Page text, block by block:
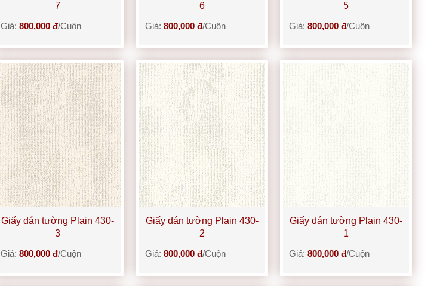
7
Giá:800,000 đ/Cuộn
6
Giá: 800,000 đ/Cuộn
5
Giá: 800,000 đ/Cuộn
Giấy dán tường Plain 430-
3
Giá:800,000 đ/Cuộn
Giấy dán tường Plain 430-
2
Giá: 800,000 đ/Cuộn
Giấy dán tường Plain 430-
1
Giá: 800,000 đ/Cuộn